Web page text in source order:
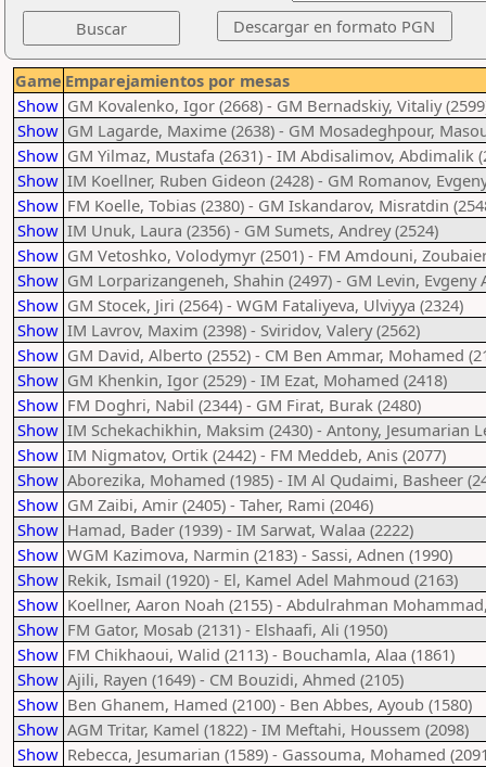
Game Emparejamientos por mesas
Show GM Kovalenko, Igor (2668) - GM Bernadskiy, Vitaliy
Show GM Lagarde, Maxime (2638) - GM Mosadeghpour,
Show GM Yilmaz, Mustafa (2631) - IM Abdisalimov, Abdimalik
Show IM Koellner, Ruben Gideon (2428) - GM Romanov,
Show FM Koelle, Tobias (2380) - GM Iskandarov, Misratdin
Show IM Unuk, Laura (2356) - GM Sumets, Andrey (2524)
Show GM Vetoshko, Volodymyr (2501) - FM Amdouni,
Show GM Lorparizangeneh, Shahin (2497) - GM Levin, Evgeny
Show GM Stocek, Jiri (2564) - WGM Fataliyeva, Ulviyya (2324)
Show IM Lavrov, Maxim (2398) - Sviridov, Valery (2562)
Show GM David, Alberto (2552) - CM Ben Ammar, Mohamed
Show GM Khenkin, Igor (2529) - IM Ezat, Mohamed (2418)
Show FM Doghri, Nabil (2344) - GM Firat, Burak (2480)
Show IM Schekachikhin, Maksim (2430) - Antony, Jesumarian
Show IM Nigmatov, Ortik (2442) - FM Meddeb, Anis (2077)
Show Aborezika, Mohamed (1985) - IM Al Qudaimi, Basheer
Show GM Zaibi, Amir (2405) - Taher, Rami (2046)
Show Hamad, Bader (1939) - IM Sarwat, Walaa (2222)
Show WGM Kazimova, Narmin (2183) - Sassi, Adnen (1990)
Show Rekik, Ismail (1920) - El, Kamel Adel Mahmoud (2163)
Show Koellner, Aaron Noah (2155) - Abdulrahman
Show FM Gator, Mosab (2131) - Elshaafi, Ali (1950)
Show FM Chikhaoui, Walid (2113) - Bouchamla, Alaa (1861)
Show Ajili, Rayen (1649) - CM Bouzidi, Ahmed (2105)
Show Ben Ghanem, Hamed (2100) - Ben Abbes, Ayoub (1580)
Show AGM Tritar, Kamel (1822) - IM Meftahi, Houssem (2098)
Show Rebecca, Jesumarian (1589) - Gassouma, Mohamed